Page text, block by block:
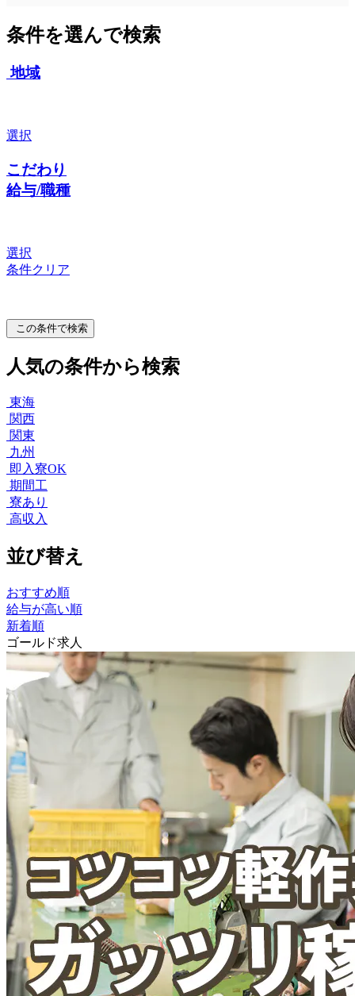
条件を選んで検索
地域
選択
こだわり
給与/職種
選択
条件クリア
この条件で検索
人気の条件から検索
東海
関西
関東
九州
即入寮OK
期間工
寮あり
高収入
並び替え
おすすめ順
給与が高い順
新着順
ゴールド求人